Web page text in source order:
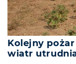
Kolejny
wiatr